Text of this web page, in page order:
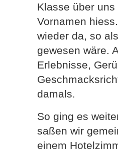
Klasse über uns
Vornamen
wieder da, so
gewesen wäre.
Erlebnisse,
damals.
So ging es
saßen wir
einem